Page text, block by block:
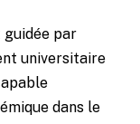
par
universitaire
dans le